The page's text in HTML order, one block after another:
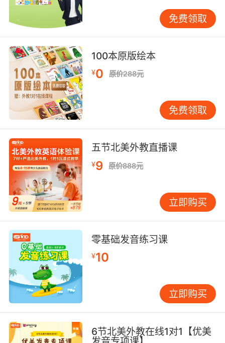
免费领取
100本原版绘本
¥0 原价288元
免费领取
五节北美外教直播课
¥9 原价888元
立即购买
零基础发音练习课
¥10
立即购买
6节北美外教在线1对1【优美